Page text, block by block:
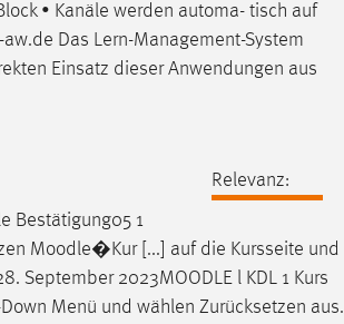
• Kanäle werden automa- tisch auf
Das Lern-Management-System
Einsatz dieser Anwendungen aus
Relevanz:
Bestätigung05 1
Moodle�Kur [...] auf die Kursseite und
September 2023MOODLE l KDL 1 Kurs
Menü und wählen Zurücksetzen aus.